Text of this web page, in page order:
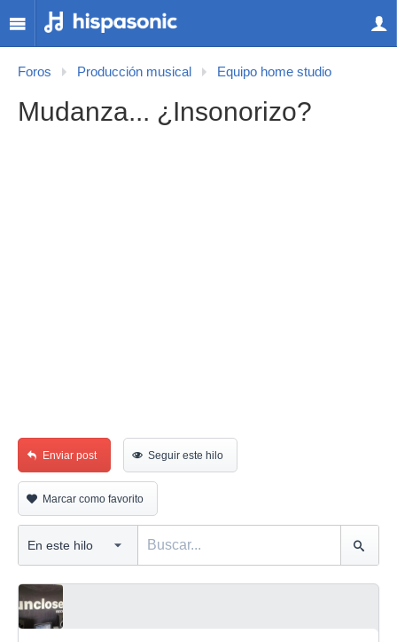
Foros Producción musical Equipo home studio
Mudanza... ¿Insonorizo?
Enviar post Seguir este hilo
Marcar como favorito